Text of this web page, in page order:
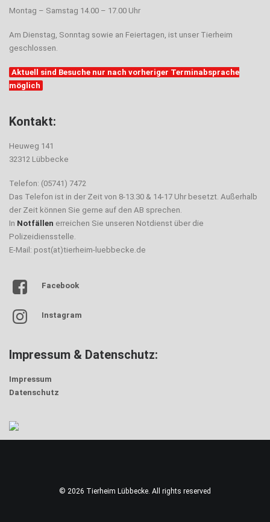
Montag – Samstag 14.00 – 17.00 Uhr
Am Dienstag, Sonntag sowie an Feiertagen, ist unser Tierheim
geschlossen.
Aktuell sind Besuche nur nach vorheriger Terminabsprache
möglich
Kontakt:
Heuweg 141
32312 Lübbecke
Telefon: (05741) 7472
Das Telefon ist in der Zeit von 8-13.30 & 14-17 Uhr besetzt. Außerhalb
der Zeit können Sie gerne auf den AB sprechen.
In Notfällen erreichen Sie unseren Notdienst über die
Polizeidiensstelle.
E-Mail: post(at)tierheim-luebbecke.de
Facebook
Instagram
Impressum & Datenschutz:
Impressum
Datenschutz
© 2026 Tierheim Lübbecke. All rights reserved